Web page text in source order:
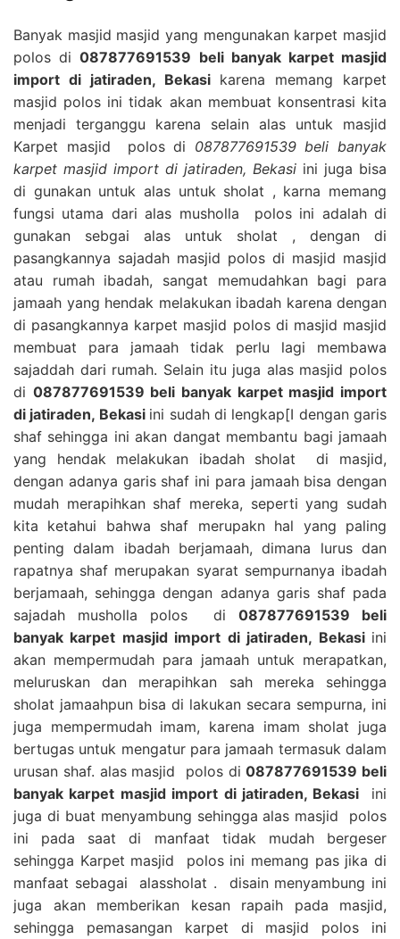
Banyak masjid masjid yang mengunakan karpet masjid
polos di087877691539 beli banyak karpet masjid
import di jatiraden, Bekasi karena memang karpet
masjid polos ini tidak akan membuat konsentrasi kita
menjadi terganggu karena selain alas untuk masjid
Karpet masjid polos di 087877691539 beli banyak
karpet masjid import di jatiraden, Bekasi ini juga bisa
di gunakan untuk alas untuk sholat , karna memang
fungsi utama dari alas musholla polos ini adalah di
gunakan sebgai alas untuk sholat , dengan di
pasangkannya sajadah masjid polos di masjid masjid
atau rumah ibadah, sangat memudahkan bagi para
jamaah yang hendak melakukan ibadah karena dengan
di pasangkannya karpet masjid polos di masjid masjid
membuat para jamaah tidak perlu lagi membawa
sajaddah dari rumah. Selain itu juga alas masjid polos
di 087877691539 beli banyak karpet masjid import
di jatiraden, Bekasi ini sudah di lengkap[I dengan garis
shaf sehingga ini akan dangat membantu bagi jamaah
yang hendak melakukan ibadah sholat di masjid,
dengan adanya garis shaf ini para jamaah bisa dengan
mudah merapihkan shaf mereka, seperti yang sudah
kita ketahui bahwa shaf merupakn hal yang paling
penting dalam ibadah berjamaah, dimana lurus dan
rapatnya shaf merupakan syarat sempurnanya ibadah
berjamaah, sehingga dengan adanya garis shaf pada
sajadah musholla polos di 087877691539 beli
banyak karpet masjid import di jatiraden, Bekasi ini
akan mempermudah para jamaah untuk merapatkan,
meluruskan dan merapihkan sah mereka sehingga
sholat jamaahpun bisa di lakukan secara sempurna, ini
juga mempermudah imam, karena imam sholat juga
bertugas untuk mengatur para jamaah termasuk dalam
urusan shaf. alas masjid polos di087877691539 beli
banyak karpet masjid import di jatiraden, Bekasi
ini
juga di buat menyambung sehingga alas masjid polos
ini pada saat di manfaat tidak mudah bergeser
sehingga Karpet masjid polos ini memang pas jika di
manfaat sebagai alassholat . disain menyambung ini
juga akan memberikan kesan rapaih pada masjid,
sehingga pemasangan karpet di masjid polos ini